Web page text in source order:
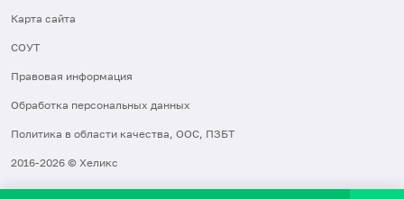
Карта сайта
СОУТ
Правовая информация
Обработка персональных данных
Политика в области качества, ООС, ПЗБТ
2016-2026 © Хеликс